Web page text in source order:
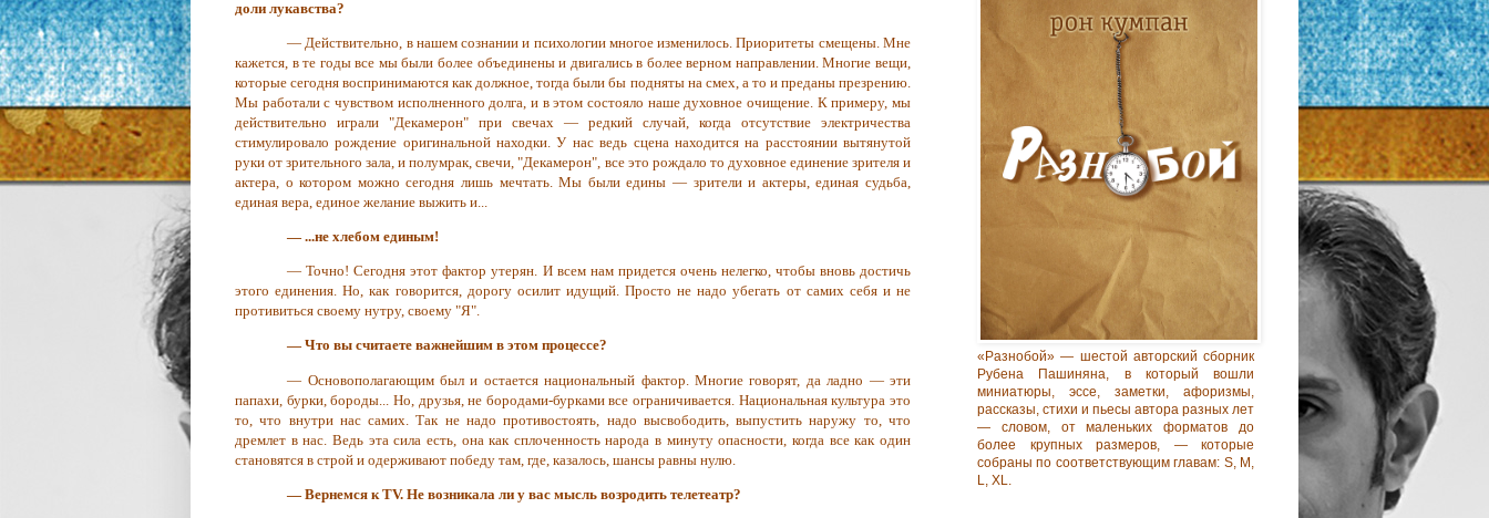
доли лукавства?
— Действительно, в нашем сознании и психологии многое изменилось. Приоритеты смещены. Мне
кажется, в те годы все мы были более объединены и двигались в более верном направлении. Многие вещи,
которые сегодня воспринимаются как должное, тогда были бы подняты на смех, а то и преданы презрению.
Мы работали с чувством исполненного долга, и в этом состояло наше духовное очищение. К примеру, мы
действительно играли "Декамерон" при свечах — редкий случай, когда отсутствие электричества
стимулировало рождение оригинальной находки. У нас ведь сцена находится на расстоянии вытянутой
руки от зрительного зала, и полумрак, свечи, "Декамерон", все это рождало то духовное единение зрителя и
актера, о котором можно сегодня лишь мечтать. Мы были едины — зрители и актеры, единая судьба,
единая вера, единое желание выжить и...
— ...не хлебом единым!
— Точно! Сегодня этот фактор утерян. И всем нам придется очень нелегко, чтобы вновь достичь
этого единения. Но, как говорится, дорогу осилит идущий. Просто не надо убегать от самих себя и не
противиться своему нутру, своему "Я".
— Что вы считаете важнейшим в этом процессе?
— Основополагающим был и остается национальный фактор. Многие говорят, да ладно — эти
папахи, бурки, бороды... Но, друзья, не бородами-бурками все ограничивается. Национальная культура это
то, что внутри нас самих. Так не надо противостоять, надо высвободить, выпустить наружу то, что
дремлет в нас. Ведь эта сила есть, она как сплоченность народа в минуту опасности, когда все как один
становятся в строй и одерживают победу там, где, казалось, шансы равны нулю.
— Вернемся к TV. Не возникала ли у вас мысль возродить телетеатр?
«Разнобой» — шестой авторский сборник
Рубена Пашиняна, в который вошли
миниатюры, эссе, заметки, афоризмы,
рассказы, стихи и пьесы автора разных лет
— словом, от маленьких форматов до
более крупных размеров, — которые
собраны по соответствующим главам: S, M,
L, XL.